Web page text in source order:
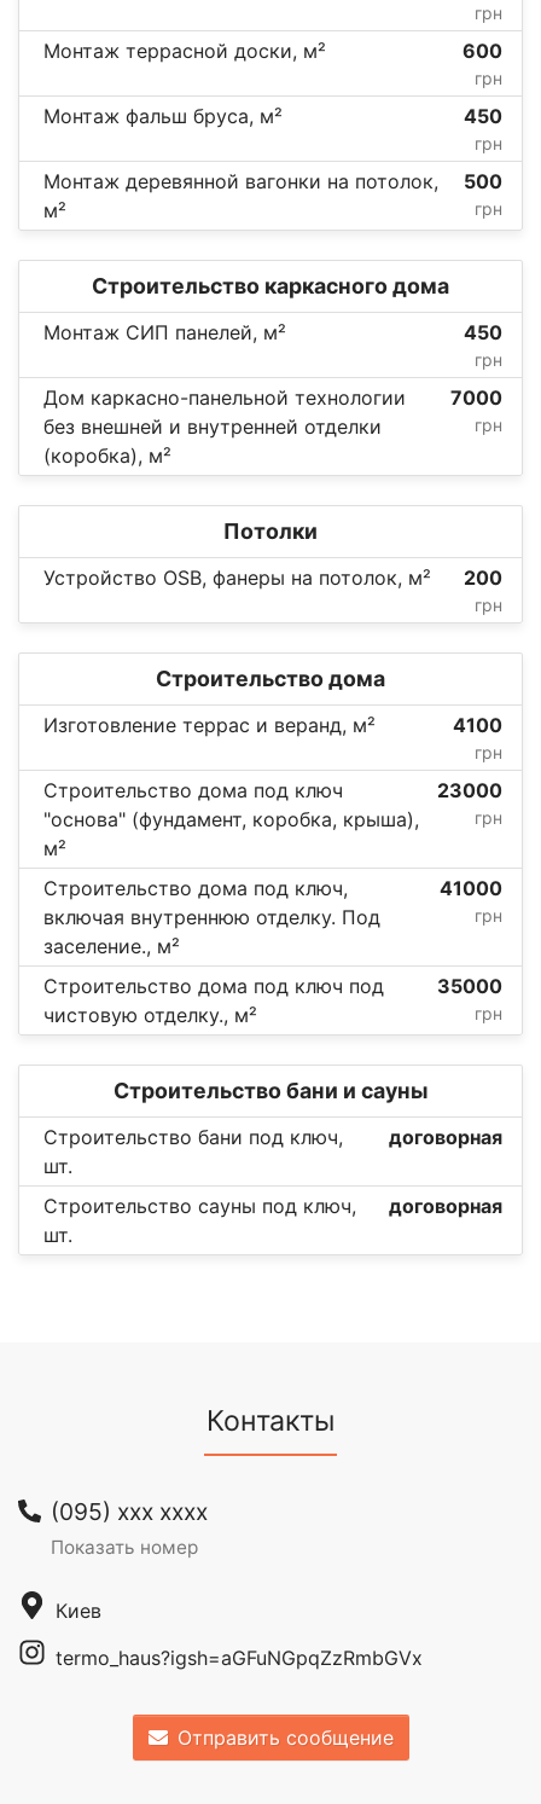
грн
Монтаж террасной доски, м² 600
грн
Монтаж фальш бруса, м² 450
грн
Монтаж деревянной вагонки на потолок,
м²
500
грн
Строительство каркасного дома
Монтаж СИП панелей, м² 450
грн
Дом каркасно-панельной технологии
без внешней и внутренней отделки
(коробка), м²
7000
грн
Потолки
Устройство OSB, фанеры на потолок, м² 200
грн
Строительство дома
Изготовление террас и веранд, м² 4100
грн
Строительство дома под ключ
"основа" (фундамент, коробка, крыша),
м²
23000
грн
Строительство дома под ключ,
включая внутреннюю отделку. Под
заселение., м²
41000
грн
Строительство дома под ключ под
чистовую отделку., м²
35000
грн
Строительство бани и сауны
Строительство бани под ключ,
шт.
договорная
Строительство сауны под ключ,
шт.
договорная
Контакты
(095) xxx xxxx
Показать номер
Киев
termo_haus?igsh=aGFuNGpqZzRmbGVx
Отправить сообщение